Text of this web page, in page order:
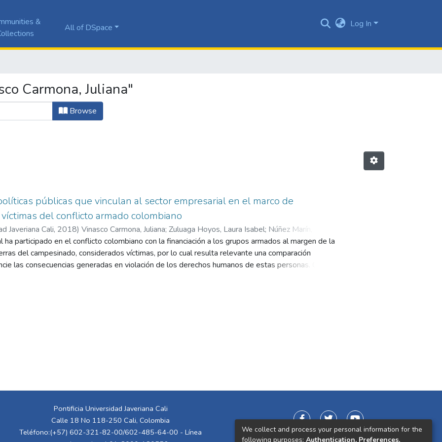
&
All of DSpace Log In
Carmona, Juliana"
Browse
públicas que vinculan al sector empresarial en el marco de
del conflicto armado colombiano
Javeriana Cali, 2018) Vinasco Carmona, Juliana; Zuluaga Hoyos, Laura Isabel; Núñez Marín, Raúl
ha participado en el conflicto colombiano con la financiación a los grupos armados al margen de la
del campesinado, considerados víctimas, por lo cual resulta relevante una comparación
las consecuencias generadas en violación de los derechos humanos de estas personas. Con
investigación centra el análisis legislativo en contraste con la realidad social y persigue tres
positiva dentro del conflicto armado.
Pontificia Universidad Javeriana Cali
Calle 18 No 118-250 Cali, Colombia
Teléfono:(+57) 602-321-82-00/602-485-64-00 - Línea
We collect and process your personal information for the
following purposes: Authentication, Preferences,